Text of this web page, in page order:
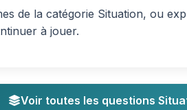
de la catégorie Situation, ou
à jouer.
Voir toutes les questions